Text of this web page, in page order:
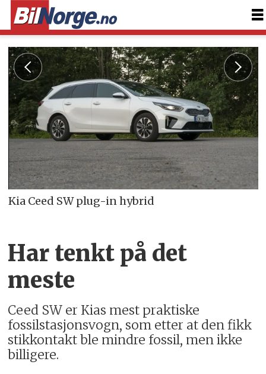
Kia Ceed SW plug-in hybrid
Har tenkt på det
meste
Ceed SW er Kias mest praktiske
fossilstasjonsvogn, som etter at den fikk
stikkontakt ble mindre fossil, men ikke
billigere.